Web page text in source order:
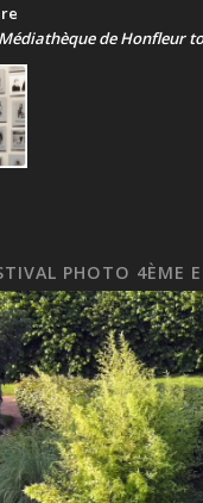
de Honfleur
PHOTO 4ÈME